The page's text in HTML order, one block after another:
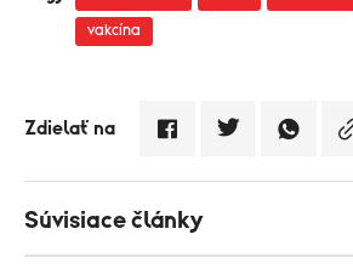
vakcína
Zdielať na
Súvisiace články